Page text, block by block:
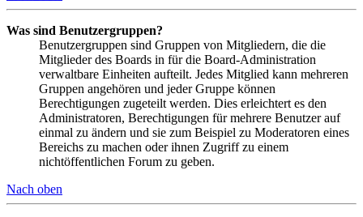
Was sind Benutzergruppen?
Benutzergruppen sind Gruppen von Mitgliedern, die die
Mitglieder des Boards in für die Board-Administration
verwaltbare Einheiten aufteilt. Jedes Mitglied kann mehreren
Gruppen angehören und jeder Gruppe können
Berechtigungen zugeteilt werden. Dies erleichtert es den
Administratoren, Berechtigungen für mehrere Benutzer auf
einmal zu ändern und sie zum Beispiel zu Moderatoren eines
Bereichs zu machen oder ihnen Zugriff zu einem
nichtöffentlichen Forum zu geben.
Nach oben